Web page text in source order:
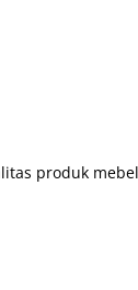
produk